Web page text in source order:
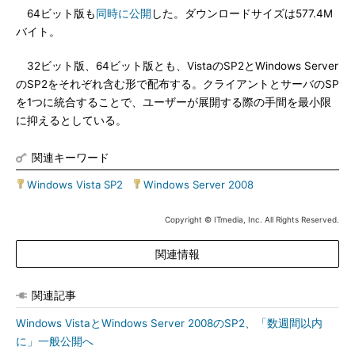
64ビット版も同時に公開 した。ダウンロードサイズは577.4M
バイト。
32ビット版、64ビット版とも、VistaのSP2とWindows Server
のSP2をそれぞれ含む形で配布する。クライアントとサーバのSP
を1つに統合することで、ユーザーが展開する際の手間を最小限
に抑えるとしている。
関連キーワード
Windows Vista SP2 Windows Server 2008
Copyright © ITmedia, Inc. All Rights Reserved.
関連情報
関連記事
Windows VistaとWindows Server 2008のSP2、「数週間以内
に」一般公開へ